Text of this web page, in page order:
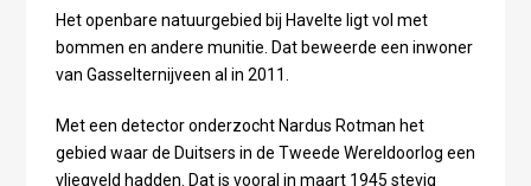
Het openbare natuurgebied bij Havelte ligt vol met
bommen en andere munitie. Dat beweerde een inwoner
van Gasselternijveen al in 2011.
Met een detector onderzocht Nardus Rotman het
gebied waar de Duitsers in de Tweede Wereldoorlog een
vliegveld hadden. Dat is vooral in maart 1945 stevig